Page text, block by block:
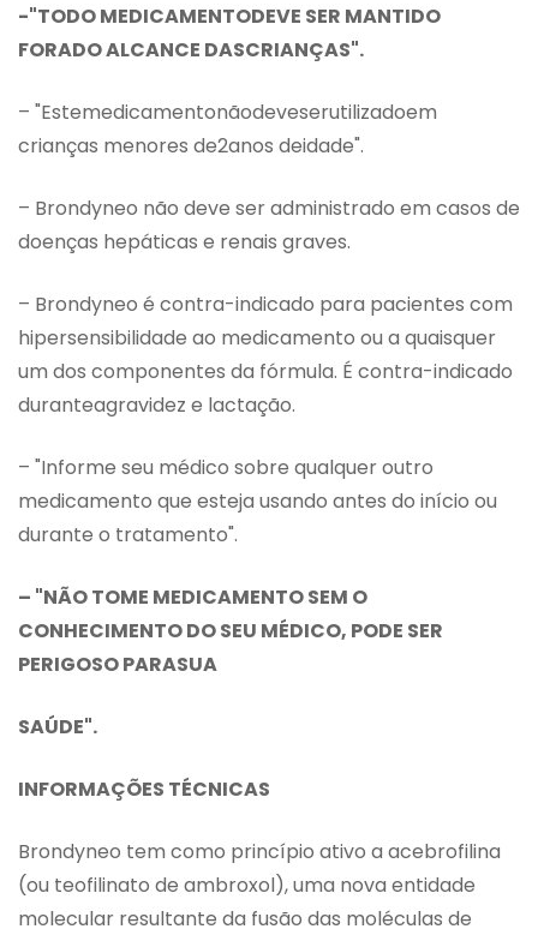
-"TODO MEDICAMENTODEVE SER MANTIDO
FORADO ALCANCE DASCRIANÇAS".
– "Estemedicamentonãodeveserutilizadoem
crianças menores de2anos deidade".
– Brondyneo não deve ser administrado em casos de
doenças hepáticas e renais graves.
– Brondyneo é contra-indicado para pacientes com
hipersensibilidade ao medicamento ou a quaisquer
um dos componentes da fórmula. É contra-indicado
duranteagravidez e lactação.
– "Informe seu médico sobre qualquer outro
medicamento que esteja usando antes do início ou
durante o tratamento".
– "NÃO TOME MEDICAMENTO SEM O
CONHECIMENTO DO SEU MÉDICO, PODE SER
PERIGOSO PARASUA
SAÚDE".
INFORMAÇÕES TÉCNICAS
Brondyneo tem como princípio ativo a acebrofilina
(ou teofilinato de ambroxol), uma nova entidade
molecular resultante da fusão das moléculas de